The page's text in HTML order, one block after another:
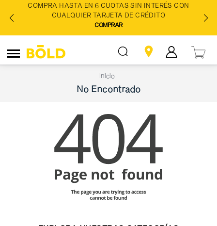
COMPRA HASTA EN 6 CUOTAS SIN INTERÉS CON
CUALQUIER TARJETA DE CRÉDITO
COMPRAR
Inicio
No Encontrado